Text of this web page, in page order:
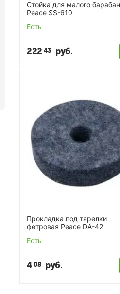
Стойка для малого
Peace SS-610
Есть
222 43 руб.
Прокладка под тарелки
фетровая Peace DA-42
Есть
4 08 руб.